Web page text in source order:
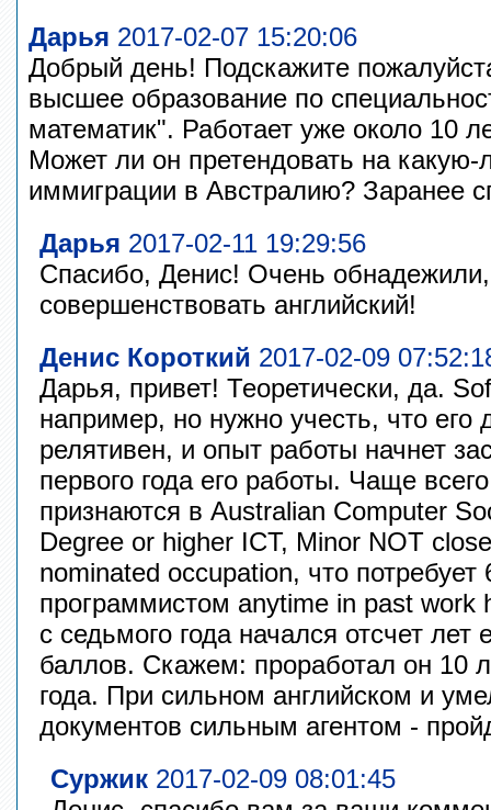
Дарья 2017-02-07 15:20:06
Добрый день! Подскажите
высшее образование по
математик". Работает уже около 10
Может ли он претендовать на
иммиграции в Австралию? Заранее
Дарья 2017-02-11 19:29:56
Спасибо, Денис! Очень
совершенствовать английский!
Денис Короткий 2017-02-09
Дарья, привет! Теоретически, да.
например, но нужно учесть, что его
релятивен, и опыт работы начнет
первого года его работы. Чаще
признаются в Australian Computer
Degree or higher ICT, Minor NOT
nominated occupation, что
программистом anytime in past work
с седьмого года начался отсчет
баллов. Скажем: проработал он 10
года. При сильном английском и
документов сильным агентом -
Суржик 2017-02-09 08:01:45